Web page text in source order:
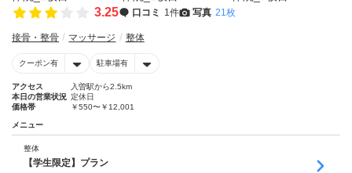
3.25 口コミ 1件 写真 21枚
接骨・整骨 マッサージ 整体
クーポン有 駐車場有
アクセス
入曽駅から2.5km
本日の営業状況 定休日
価格帯
￥550〜￥12,001
メニュー
整体
【学生限定】プラン